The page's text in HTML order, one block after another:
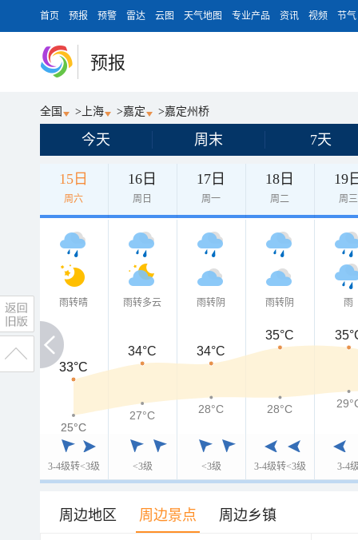
首页 预报 预警 雷达 云图 天气地图 专业产品 资讯 视频 节气
预报
全国 > 上海 >嘉定 >嘉定州桥
今天 周末 7天
15日
周六
16日
周日
17日
周一
18日
周二
19
周三
雨转晴
3-4级转<3级
雨转多云
<3级
雨转阴
<3级
雨转阴
3-4级转<3级
雨
3-4
33°C
33°C
34°C 34°C
35°C
25°C
25°C
27°C 28°C 28°C
周边地区 周边景点 周边乡镇